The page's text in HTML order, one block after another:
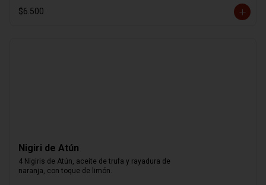
$6.500
Nigiri de Atún
4 Nigiris de Atún, aceite de trufa y rayadura de
naranja, con toque de limón.